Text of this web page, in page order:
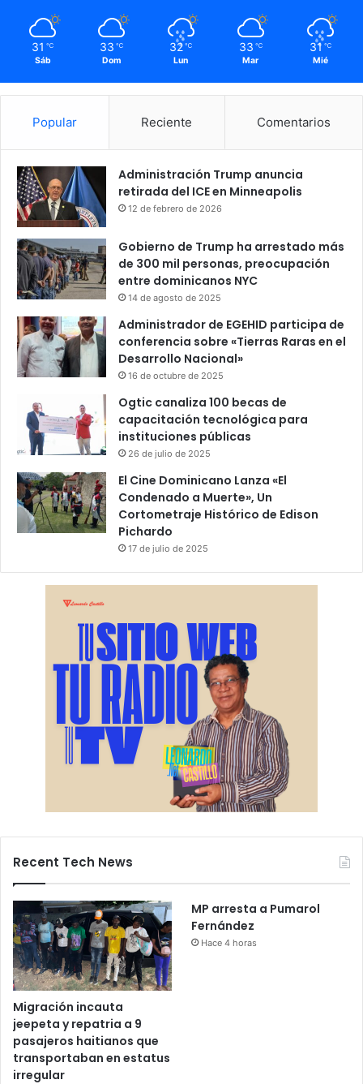
31 ℃
Sáb
33 ℃
Dom
32 ℃
Lun
33 ℃
Mar
31 ℃
Mié
Popular Reciente Comentarios
Administración Trump anuncia
retirada del ICE en Minneapolis
12 de febrero de 2026
Gobierno de Trump ha arrestado más
de 300 mil personas, preocupación
entre dominicanos NYC
14 de agosto de 2025
Administrador de EGEHID participa de
conferencia sobre «Tierras Raras en el
Desarrollo Nacional»
16 de octubre de 2025
Ogtic canaliza 100 becas de
capacitación tecnológica para
instituciones públicas
26 de julio de 2025
El Cine Dominicano Lanza «El
Condenado a Muerte», Un
Cortometraje Histórico de Edison
Pichardo
17 de julio de 2025
Recent Tech News
Migración incauta
jeepeta y repatria a 9
pasajeros haitianos que
transportaban en estatus
irregular
MP arresta a Pumarol
Fernández
Hace 4 horas